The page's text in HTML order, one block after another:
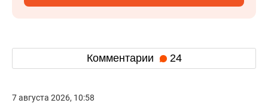
Комментарии 24
7 августа 2026, 10:58